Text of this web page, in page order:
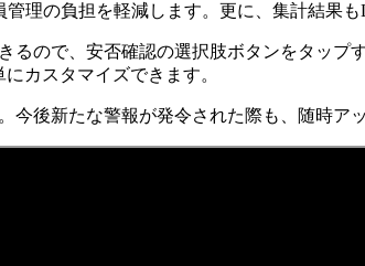
理の負担を軽減します。更に、集計結果
ので、安否確認の選択肢ボタンをタッ
カスタマイズできます。
後新たな警報が発令された際も、随時ア